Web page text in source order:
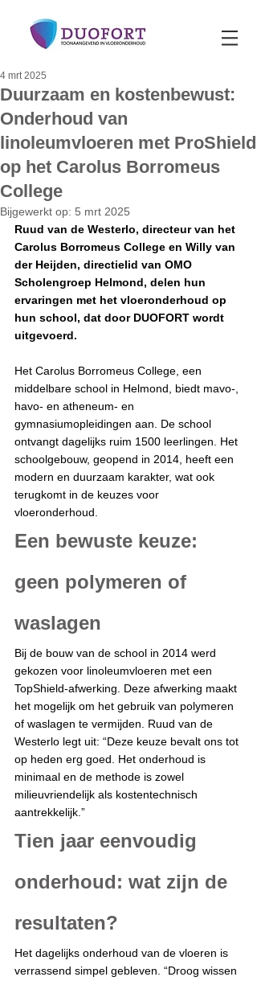
Duurzaam en kostenbewust:
Onderhoud van
linoleumvloeren met ProShield
op het Carolus Borromeus
College
4 mrt 2025
Bijgewerkt op: 5 mrt 2025
Ruud van de Westerlo, directeur van het
Carolus Borromeus College en Willy van
der Heijden, directielid van OMO
Scholengroep Helmond, delen hun
ervaringen met het vloeronderhoud op
hun school, dat door DUOFORT wordt
uitgevoerd.
Het Carolus Borromeus College, een
middelbare school in Helmond, biedt mavo-,
havo- en atheneum- en
gymnasiumopleidingen aan. De school
ontvangt dagelijks ruim 1500 leerlingen. Het
schoolgebouw, geopend in 2014, heeft een
modern en duurzaam karakter, wat ook
terugkomt in de keuzes voor
vloeronderhoud.
Een bewuste keuze:
geen polymeren of
waslagen
Bij de bouw van de school in 2014 werd
gekozen voor linoleumvloeren met een
TopShield-afwerking. Deze afwerking maakt
het mogelijk om het gebruik van polymeren
of waslagen te vermijden. Ruud van de
Westerlo legt uit: “Deze keuze bevalt ons tot
op heden erg goed. Het onderhoud is
minimaal en de methode is zowel
milieuvriendelijk als kostentechnisch
aantrekkelijk.”
Tien jaar eenvoudig
onderhoud: wat zijn de
resultaten?
Het dagelijks onderhoud van de vloeren is
verrassend simpel gebleven. “Droog wissen